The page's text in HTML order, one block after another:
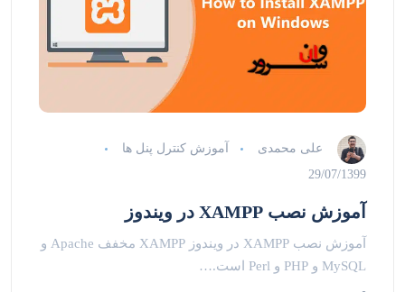
علی محمدی
آموزش کنترل پنل ها
29/07/1399
آموزش نصب XAMPP در ویندوز
آموزش نصب XAMPP در ویندوز XAMPP مخفف Apache و
MySQL و PHP و Perl است.…